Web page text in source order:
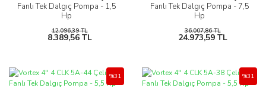
Fanlı Tek Dalgıç Pompa - 1,5
Hp
12.096,39 TL
8.389,56 TL
Fanlı Tek Dalgıç Pompa - 7,5
Hp
36.007,86 TL
24.973,59 TL
%31 %31